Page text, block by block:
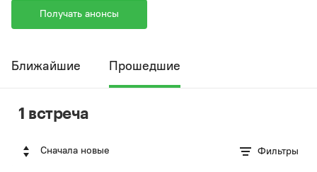
Получать анонсы
Ближайшие Прошедшие
1 встреча
Сначала новые Фильтры